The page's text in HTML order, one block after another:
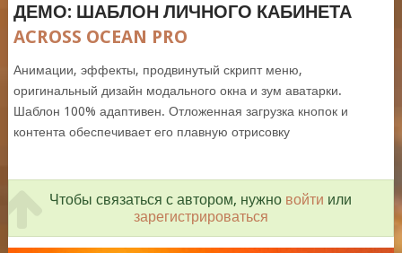
ДЕМО: ШАБЛОН ЛИЧНОГО КАБИНЕТА
ACROSS OCEAN PRO
Анимации, эффекты, продвинутый скрипт меню,
оригинальный дизайн модального окна и зум аватарки.
Шаблон 100% адаптивен. Отложенная загрузка кнопок и
контента обеспечивает его плавную отрисовку
Чтобы связаться с автором, нужно войти или
зарегистрироваться